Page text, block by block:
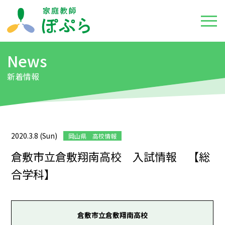
News
新着情報
2020.3.8 (Sun) 岡山県 高校情報
倉敷市立倉敷翔南高校 入試情報 【総
合学科】
倉敷市立倉敷翔南高校